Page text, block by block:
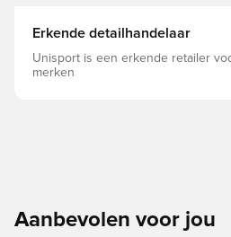
Erkende detailhandelaar
Unisport is een erkende retailer
merken
Aanbevolen voor jou